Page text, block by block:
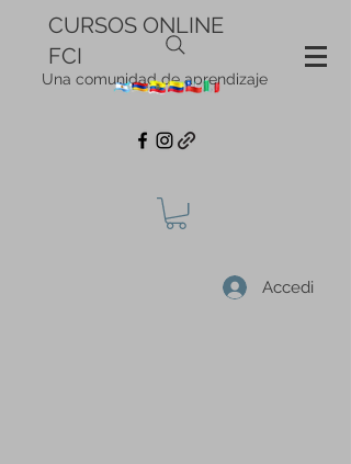
CURSOS ONLINE
FCI
Una comunidad de aprendizaje
Accedi